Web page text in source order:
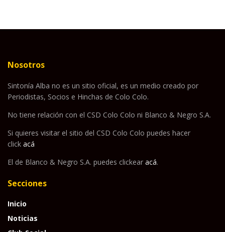
Nosotros
Sintonía Alba no es un sitio oficial, es un medio creado por
Periodistas, Socios e Hinchas de Colo Colo.
No tiene relación con el CSD Colo Colo ni Blanco & Negro S.A.
Si quieres visitar el sitio del CSD Colo Colo puedes hacer
click acá
El de Blanco & Negro S.A. puedes clickear acá.
Secciones
Inicio
Noticias